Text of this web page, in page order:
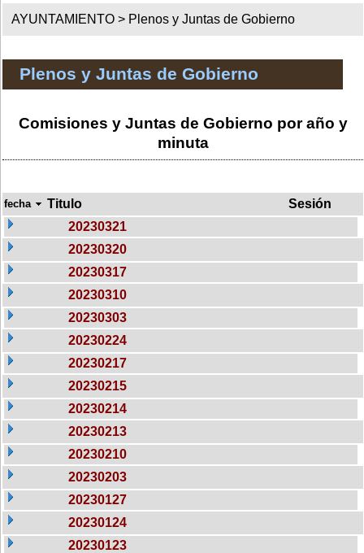
AYUNTAMIENTO > Plenos y Juntas de Gobierno
Plenos y Juntas de Gobierno
Comisiones y Juntas de Gobierno por año y
minuta
fecha Titulo
Sesión
20230321
20230320
20230317
20230310
20230303
20230224
20230217
20230215
20230214
20230213
20230210
20230203
20230127
20230124
20230123